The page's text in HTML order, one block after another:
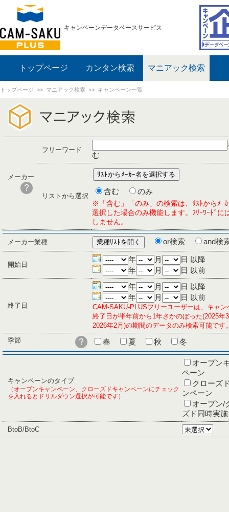
キャンペーンデータベースサービス
トップページ カンタン検索 マニアック検索
トップページ >> マニアック検索 >> キャンペーン一覧
メーカー
フリーワード
む
リストから選択
含む のみ
※「含む」「のみ」の検索は、ﾘｽﾄからﾒｰ
選択した場合のみ機能します。ﾌﾘｰﾜｰﾄﾞに
しません。
メーカー業種 or検索 and検
開始日
年 月
日 以降
年
月 日 以前
終了日
年 月
日 以降
年
月 日 以前
CAM-SAKU-PLUSフリーユーザーは、キャン
終了日が半年前から1年さかのぼった(2025年
2026年2月)の期間のデータのみ検索可能です
季節
春 夏 秋 冬
キャンペーンのタイプ
（オープンキャンペーン、クローズドキャンペーンにチェック
を入れるとドリルダウン選択が可能です）
オープン
ペーン
クローズ
ンペーン
オープン/
ズド同時実施
BtoB/BtoC